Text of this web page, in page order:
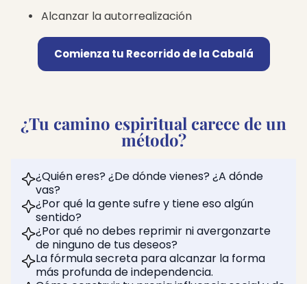
Alcanzar la autorrealización
Comienza tu Recorrido de la Cabalá
¿Tu camino espiritual carece de un
método?
¿Quién eres? ¿De dónde vienes? ¿A dónde
vas?
¿Por qué la gente sufre y tiene eso algún
sentido?
¿Por qué no debes reprimir ni avergonzarte
de ninguno de tus deseos?
La fórmula secreta para alcanzar la forma
más profunda de independencia.